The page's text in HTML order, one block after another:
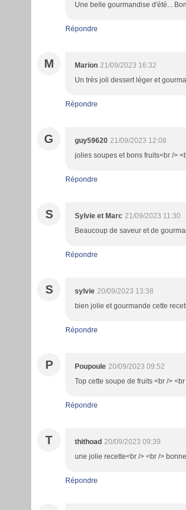
Une belle gourmandise d'été...
Répondre
M Marion 21/09/2023 16:32
Un très joli dessert léger et
Répondre
G guy59620 21/09/2023 12:08
jolies soupes et bons fruits<br />
Répondre
S Sylvie et Marc 21/09/2023 11:30
Beaucoup de saveur et de
Répondre
S sylvie 20/09/2023 13:38
bien jolie et gourmande cette
Répondre
P Poupoule 20/09/2023 09:52
Top cette soupe de fruits <br />
Répondre
T thithoad 20/09/2023 09:39
une jolie recette<br /> <br />
Répondre